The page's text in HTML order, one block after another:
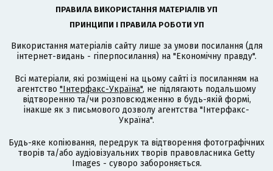
ПРАВИЛА ВИКОРИСТАННЯ МАТЕРІАЛІВ УП
ПРИНЦИПИ І ПРАВИЛА РОБОТИ УП
Використання матеріалів сайту лише за умови посилання (для
інтернет-видань - гіперпосилання) на "Економічну правду".
Всі матеріали, які розміщені на цьому сайті із посиланням на
агентство "Інтерфакс-Україна", не підлягають подальшому
відтворенню та/чи розповсюдженню в будь-якій формі,
інакше як з письмового дозволу агентства "Інтерфакс-
Україна".
Будь-яке копіювання, передрук та відтворення фотографічних
творів та/або аудіовізуальних творів правовласника Getty
Images - суворо забороняється.